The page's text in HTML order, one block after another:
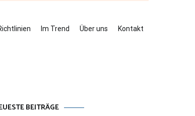
Im Trend Über uns Kontakt
BEITRÄGE